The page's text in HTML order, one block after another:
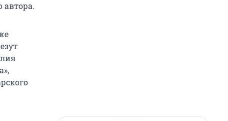
автора.